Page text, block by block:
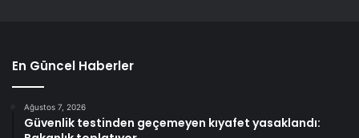
En Güncel Haberler
Ağustos 7, 2026
Güvenlik testinden geçemeyen kıyafet yasaklandı: